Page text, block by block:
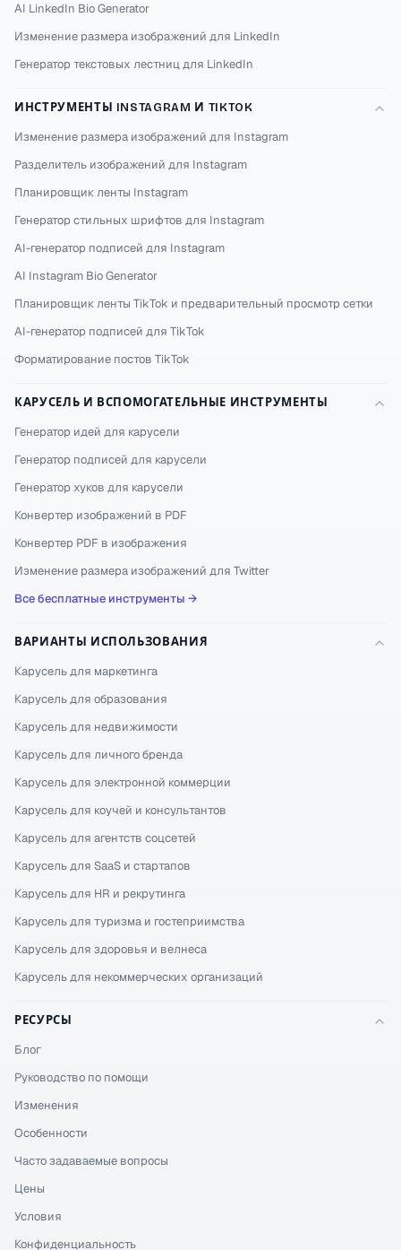
AI LinkedIn Bio Generator
Изменение размера изображений для LinkedIn
Генератор текстовых лестниц для LinkedIn
ИНСТРУМЕНТЫ INSTAGRAM И TIKTOK
Изменение размера изображений для Instagram
Разделитель изображений для Instagram
Планировщик ленты Instagram
Генератор стильных шрифтов для Instagram
AI-генератор подписей для Instagram
AI Instagram Bio Generator
Планировщик ленты TikTok и предварительный просмотр сетки
AI-генератор подписей для TikTok
Форматирование постов TikTok
КАРУСЕЛЬ И ВСПОМОГАТЕЛЬНЫЕ ИНСТРУМЕНТЫ
Генератор идей для карусели
Генератор подписей для карусели
Генератор хуков для карусели
Конвертер изображений в PDF
Конвертер PDF в изображения
Изменение размера изображений для Twitter
Все бесплатные инструменты →
ВАРИАНТЫ ИСПОЛЬЗОВАНИЯ
Карусель для маркетинга
Карусель для образования
Карусель для недвижимости
Карусель для личного бренда
Карусель для электронной коммерции
Карусель для коучей и консультантов
Карусель для агентств соцсетей
Карусель для SaaS и стартапов
Карусель для HR и рекрутинга
Карусель для туризма и гостеприимства
Карусель для здоровья и велнеса
Карусель для некоммерческих организаций
РЕСУРСЫ
Блог
Руководство по помощи
Изменения
Особенности
Часто задаваемые вопросы
Цены
Условия
Конфиденциальность